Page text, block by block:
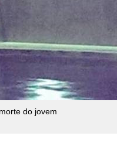
do jovem